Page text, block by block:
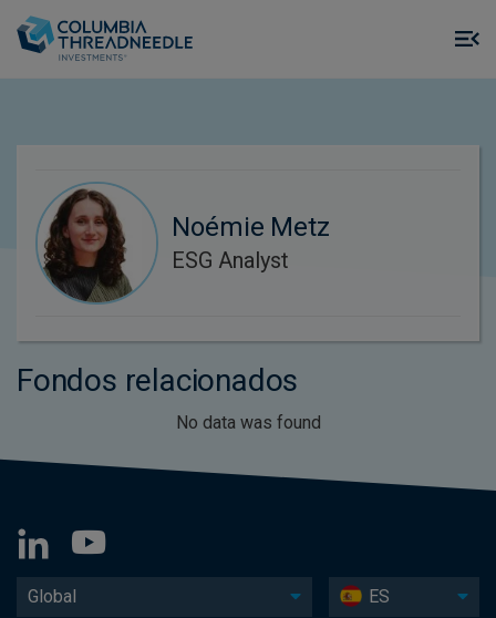
Noémie Metz
ESG Analyst
Fondos relacionados
No data was found
Global ES